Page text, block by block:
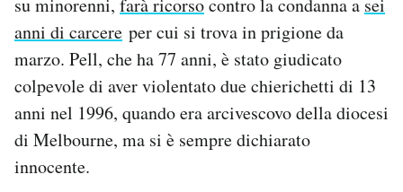
AREA PERSONALE
Area Personale
Newsletter
Notifiche mobile
Regala il Post
Hai bisogno di aiuto?
Esci
anni di carcere per cui si trova in prigione da
marzo. Pell, che ha 77 anni, è stato giudicato
colpevole di aver violentato due chierichetti di 13
anni nel 1996, quando era arcivescovo della diocesi
di Melbourne, ma si è sempre dichiarato
innocente.